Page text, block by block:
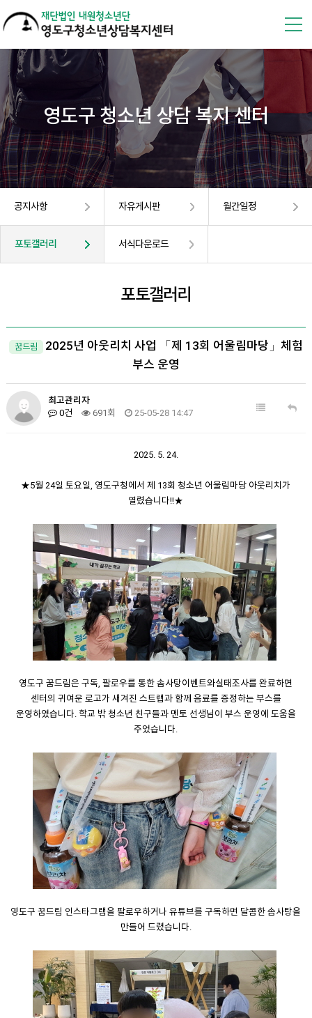
영도구 청소년 상담 복지 센터
공지사항 자유게시판 월간일정
포토갤러리 서식다운로드
포토갤러리
꿈드림
2025년 아웃리치 사업 「제 13회 어울림마당」체험
부스 운영
최고관리자
0건
691회 25-05-28 14:47
2025. 5. 24.
★5월 24일 토요일, 영도구청에서 제 13회 청소년 어울림마당 아웃리치가
열렸습니다!!★
영도구 꿈드림은 구독, 팔로우를 통한 솜사탕이벤트와실태조사를 완료하면
센터의 귀여운 로고가 새겨진 스트랩과 함께 음료를 증정하는 부스를
운영하였습니다. 학교 밖 청소년 친구들과 멘토 선생님이 부스 운영에 도움을
주었습니다.
영도구 꿈드림 인스타그램을 팔로우하거나 유튜브를 구독하면 달콤한 솜사탕을
만들어 드렸습니다.